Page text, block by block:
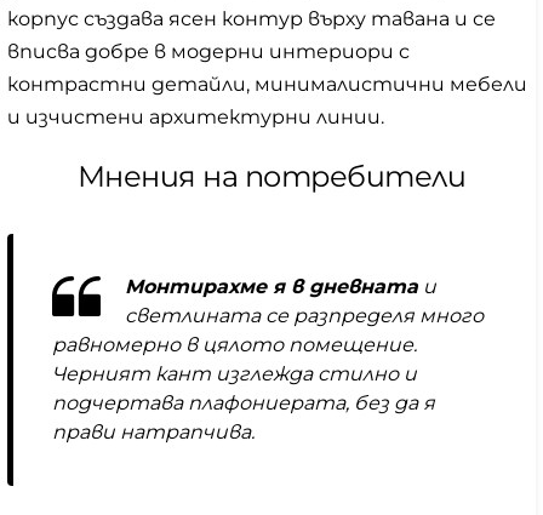
корпус създава ясен контур върху тавана и се
вписва добре в модерни интериори с
контрастни детайли, минималистични мебели
и изчистени архитектурни линии.
Мнения на потребители
Монтирахме я в дневната и
светлината се разпределя много
равномерно в цялото помещение.
Черният кант изглежда стилно и
подчертава плафониерата, без да я
прави натрапчива.